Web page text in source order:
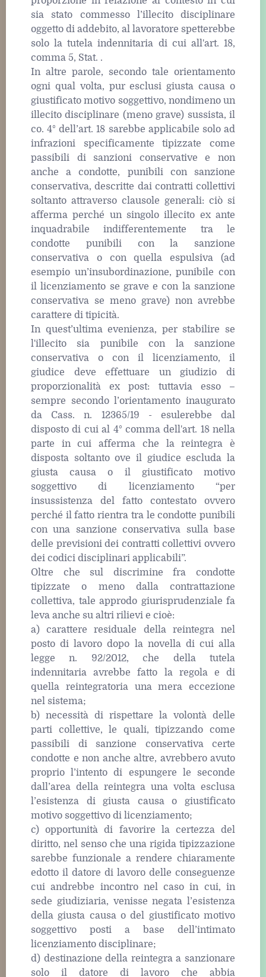
sia stato commesso l’illecito disciplinare
oggetto di addebito, al lavoratore spetterebbe
solo la tutela indennitaria di cui all'art. 18,
comma 5, Stat. .
In altre parole, secondo tale orientamento
ogni qual volta, pur esclusi giusta causa o
giustificato motivo soggettivo, nondimeno un
illecito disciplinare (meno grave) sussista, il
co. 4° dell’art. 18 sarebbe applicabile solo ad
infrazioni specificamente tipizzate come
passibili di sanzioni conservative e non
anche a condotte, punibili con sanzione
conservativa, descritte dai contratti collettivi
soltanto attraverso clausole generali: ciò si
afferma perché un singolo illecito ex ante
inquadrabile indifferentemente tra le
condotte punibili con la sanzione
conservativa o con quella espulsiva (ad
esempio un’insubordinazione, punibile con
il licenziamento se grave e con la sanzione
conservativa se meno grave) non avrebbe
carattere di tipicità.
In quest’ultima evenienza, per stabilire se
l'illecito sia punibile con la sanzione
conservativa o con il licenziamento, il
giudice deve effettuare un giudizio di
proporzionalità ex post: tuttavia esso –
sempre secondo l’orientamento inaugurato
da Cass. n. 12365/19 - esulerebbe dal
disposto di cui al 4° comma dell'art. 18 nella
parte in cui afferma che la reintegra è
disposta soltanto ove il giudice escluda la
giusta causa o il giustificato motivo
soggettivo di licenziamento “per
insussistenza del fatto contestato ovvero
perché il fatto rientra tra le condotte punibili
con una sanzione conservativa sulla base
delle previsioni dei contratti collettivi ovvero
dei codici disciplinari applicabili”.
Oltre che sul discrimine fra condotte
tipizzate o meno dalla contrattazione
collettiva, tale approdo giurisprudenziale fa
leva anche su altri rilievi e cioè:
a) carattere residuale della reintegra nel
posto di lavoro dopo la novella di cui alla
legge n. 92/2012, che della tutela
indennitaria avrebbe fatto la regola e di
quella reintegratoria una mera eccezione
nel sistema;
b) necessità di rispettare la volontà delle
parti collettive, le quali, tipizzando come
passibili di sanzione conservativa certe
condotte e non anche altre, avrebbero avuto
proprio l’intento di espungere le seconde
dall’area della reintegra una volta esclusa
l’esistenza di giusta causa o giustificato
motivo soggettivo di licenziamento;
c) opportunità di favorire la certezza del
diritto, nel senso che una rigida tipizzazione
sarebbe funzionale a rendere chiaramente
edotto il datore di lavoro delle conseguenze
cui andrebbe incontro nel caso in cui, in
sede giudiziaria, venisse negata l’esistenza
della giusta causa o del giustificato motivo
soggettivo posti a base dell’intimato
licenziamento disciplinare;
d) destinazione della reintegra a sanzionare
solo il datore di lavoro che abbia